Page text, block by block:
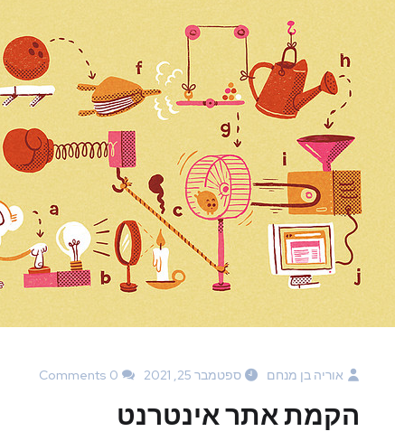
אוריה בן מנחם ספטמבר 25, 2021 0 Comments
הקמת אתר אינטרנט